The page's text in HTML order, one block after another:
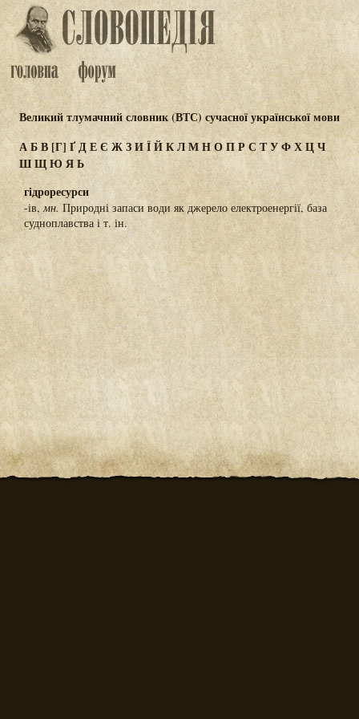
Великий тлумачний словник (ВТС) сучасної української мови
АБВ[Г] ҐДЕЄ ЖЗИЇЙКЛМНОПР СТУФХЦЧ
ШЩЮЯЬ
гідроресурси
-ів,мн. Природні запаси води як джерело електроенергії, база
судноплавства і т. ін.